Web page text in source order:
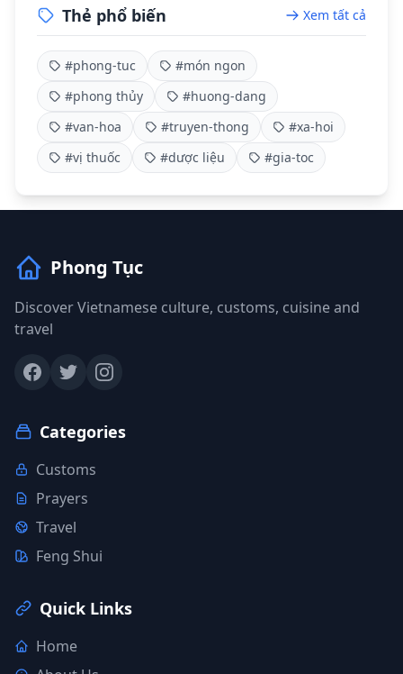
Thẻ phổ biến Xem tất cả
#phong-tuc
#món ngon
#phong thủy
#huong-dang
#van-hoa
#truyen-thong
#xa-hoi
#vị thuốc
#dược liệu #gia-toc
Phong Tục
Discover Vietnamese culture, customs, cuisine and
travel
Categories
Customs
Prayers
Travel
Feng Shui
Quick Links
Home